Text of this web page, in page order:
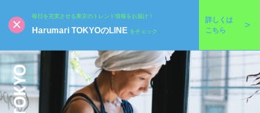
毎日を充実させる東京のトレンド情報をお届け！
Harumari TOKYOのLINE をチェック
詳しくは
こちら